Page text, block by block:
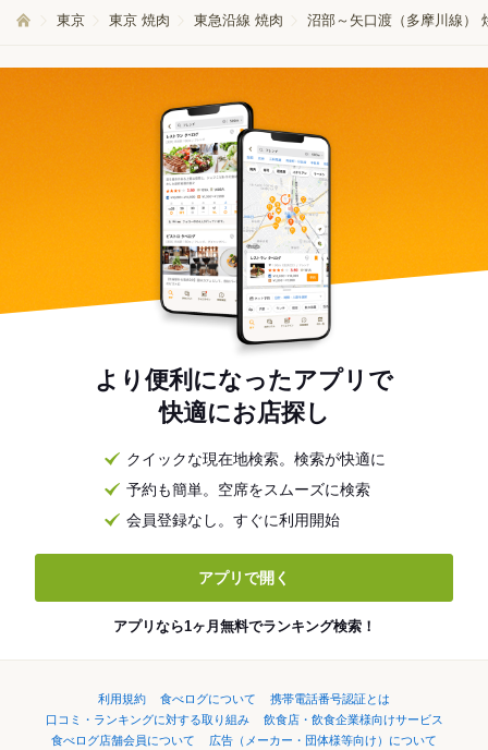
東京 東京 焼肉 東急沿線 焼肉 沼部～矢口渡（多摩川線）
より便利になったアプリで
快適にお店探し
クイックな現在地検索。検索が快適に
予約も簡単。空席をスムーズに検索
会員登録なし。すぐに利用開始
アプリで開く
アプリなら1ヶ月無料でランキング検索！
利用規約 食べログについて
携帯電話番号認証とは
口コミ・ランキングに対する取り組み
飲食店・飲食企業様向けサービス
食べログ店舗会員について
広告（メーカー・団体様等向け）について